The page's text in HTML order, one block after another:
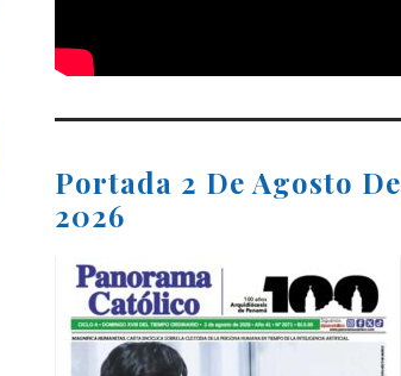
Portada 2 De Agosto De
2026